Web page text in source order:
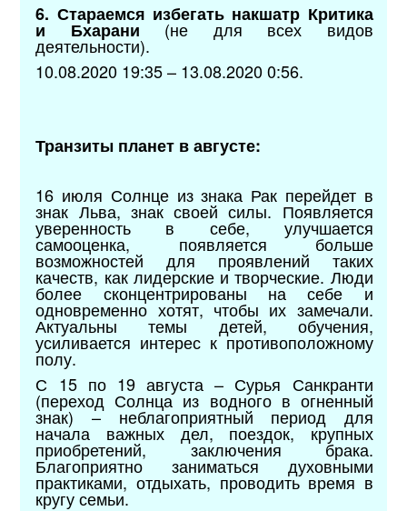
6. Стараемся избегать накшатр Критика
и Бхарани (не для всех видов
деятельности).
10.08.2020 19:35 – 13.08.2020 0:56.
Транзиты планет в августе:
16 июля Солнце из знака Рак перейдет в
знак Льва, знак своей силы. Появляется
уверенность в себе, улучшается
самооценка, появляется больше
возможностей для проявлений таких
качеств, как лидерские и творческие. Люди
более сконцентрированы на себе и
одновременно хотят, чтобы их замечали.
Актуальны темы детей, обучения,
усиливается интерес к противоположному
полу.
С 15 по 19 августа – Сурья Санкранти
(переход Солнца из водного в огненный
знак) – неблагоприятный период для
начала важных дел, поездок, крупных
приобретений, заключения брака.
Благоприятно заниматься духовными
практиками, отдыхать, проводить время в
кругу семьи.